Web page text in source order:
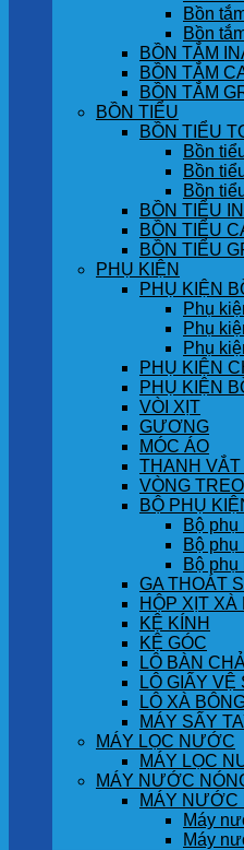
Bồn
Bồn
BỒN TẮM
BỒN TẮM
BỒN TẮM
BỒN TIỂU
BỒN TIỂU
Bồn
Bồn
Bồn
BỒN TIỂU
BỒN TIỂU
BỒN TIỂU
PHỤ KIỆN
PHỤ KIỆN
Phụ
Phụ
Phụ
PHỤ KIỆN
PHỤ KIỆN
VÒI XỊT
GƯƠNG
MÓC ÁO
THANH VẮT
VÒNG
BỘ PHỤ
Bộ phụ
Bộ phụ
Bộ
GA THOÁT
HỘP XỊT XÀ
KỆ KÍNH
KỆ GÓC
LÔ BÀN CHẢI
LÔ GIẤY VỆ
LÔ XÀ
MÁY SẤY
MÁY LỌC NƯỚC
MÁY LỌC
MÁY NƯỚC
MÁY NƯỚC
Máy
Máy